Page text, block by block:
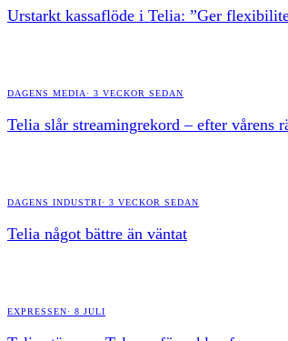
Urstarkt kassaflöde i Telia: ”Ger
DAGENS MEDIA · 3 VECKOR SEDAN
Telia slår streamingrekord – efter vårens
DAGENS INDUSTRI· 3 VECKOR SEDAN
Telia något bättre än väntat
EXPRESSEN· 8 JULI